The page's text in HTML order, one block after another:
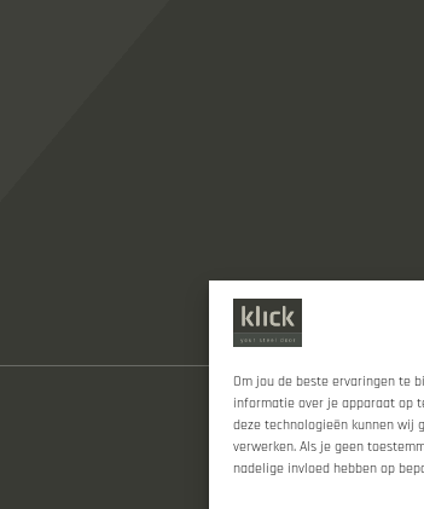
Om jou de beste ervaringen te
informatie over je apparaat op
deze technologieën kunnen wij
verwerken. Als je geen
nadelige invloed hebben op